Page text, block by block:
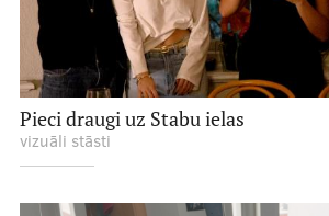
Pieci draugi uz Stabu ielas
vizuāli stāsti